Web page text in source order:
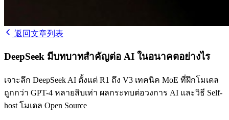
返回文章列表
DeepSeek มีบทบาทสำคัญต่อ AI ในอนาคตอย่างไร
เจาะลึก DeepSeek AI ตั้งแต่ R1 ถึง V3 เทคนิค MoE ที่ฝึกโมเดล
ถูกกว่า GPT-4 หลายสิบเท่า ผลกระทบต่อวงการ AI และวิธี Self-
host โมเดล Open Source